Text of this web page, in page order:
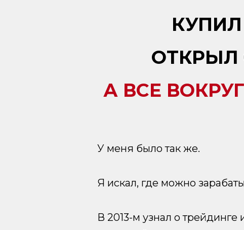
ОТКРЫЛ
А ВСЕ
У меня было так же.
Я искал, где можно
В 2013-м узнал о